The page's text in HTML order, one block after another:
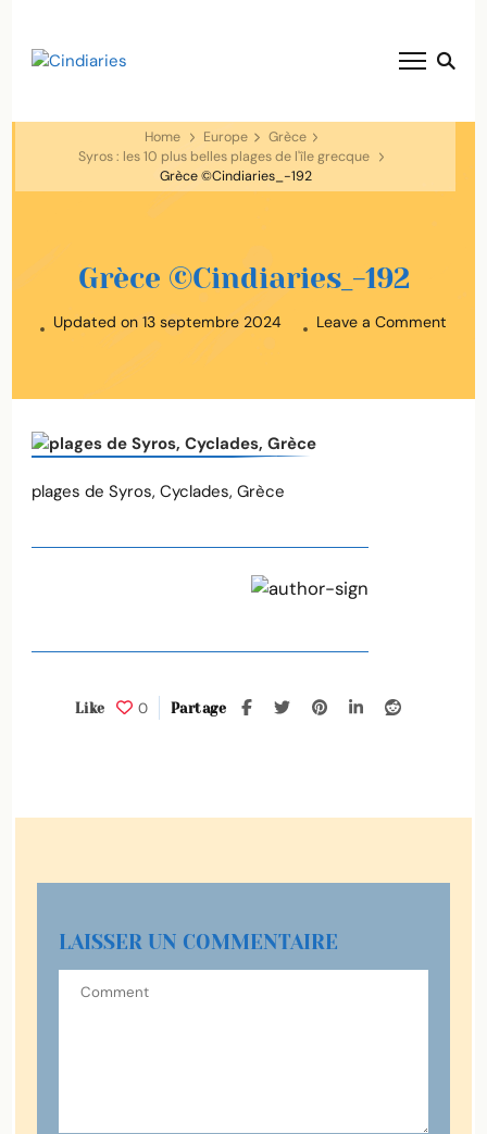
Home Europe
Grèce
Syros : les 10 plus belles plages de l'île grecque
Grèce ©Cindiaries_-192
Grèce ©Cindiaries_-192
Updated on 13 septembre 2024 Leave a Comment
0
Like Partage
plages de Syros, Cyclades, Grèce
LAISSER UN COMMENTAIRE